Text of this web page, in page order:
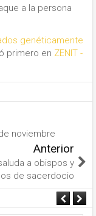
a la persona
genéticamente
primero en ZENIT -
noviembre
Anterior
a obispos y
de sacerdocio